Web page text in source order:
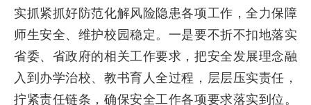
实抓紧抓好防范化解风险隐患各项工作，全力保障
师生安全、维护校园稳定。一是要不折不扣地落实
省委、省政府的相关工作要求，把安全发展理念融
入到办学治校、教书育人全过程，层层压实责任，
拧紧责任链条，确保安全工作各项要求落实到位。